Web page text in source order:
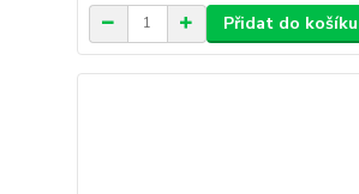
Přidat do košíku